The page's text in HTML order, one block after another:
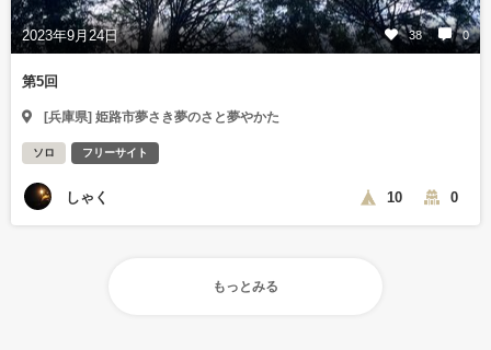
2023年9月24日 38 0
第5回
[兵庫県] 姫路市夢さき夢のさと夢やかた
ソロ フリーサイト
しゃく 10 0
もっとみる